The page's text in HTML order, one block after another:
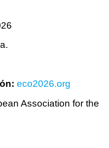
eco2026.org
Association for the